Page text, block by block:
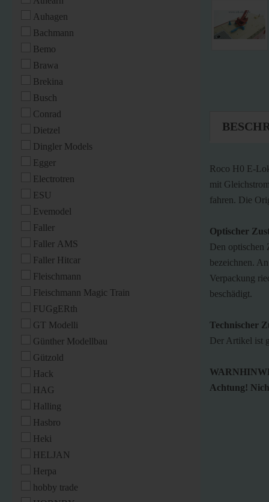
Roco H0 E-
mit
fahren. Die
Optischer
Den optischen
bezeichnen.
Verpackung
beschädigt.
Technischer
Der Artikel ist
Achtung!
Auhagen
Bachmann
Bemo
Brawa
Brekina
Busch
Conrad
Dietzel
Dingler Models
Egger
Electrotren
ESU
Evemodel
Faller
Faller AMS
Faller Hitcar
Fleischmann
Fleischmann Magic Train
FUGgERth
GT Modelli
Günther Modellbau
Gützold
Hack
HAG
Halling
Hasbro
Heki
HELJAN
Herpa
hobby trade